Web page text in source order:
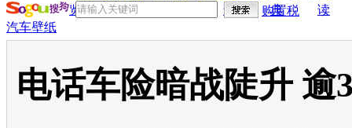
览器
赏
询
典
读
购置税
汽车壁纸
电话车险暗战陡升 逾